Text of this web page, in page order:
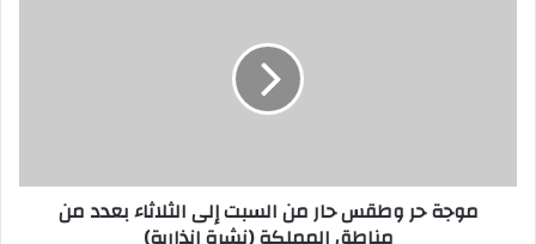
ر
موجة حر وطقس حار من السبت إلى الثلاثاء بعدد من